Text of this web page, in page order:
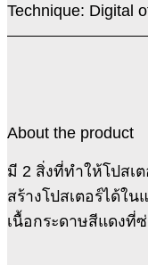
Technique: Digital
About the product
มี 2 สิ่งที่ทำให้โปสเ
สร้างโปสเตอร์ได้ใ
เนื้อกระดาษสีแดงที่